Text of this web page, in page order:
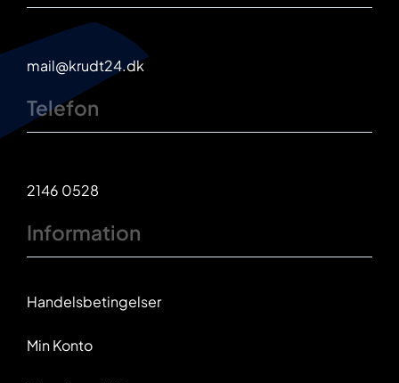
mail@krudt24.dk
Telefon
2146 0528
Information
Handelsbetingelser
Min Konto